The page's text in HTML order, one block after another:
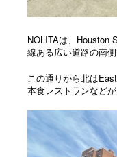
NOLITAは、Houston
線ある広い道路の南側
この通りから北は
本食レストランなど